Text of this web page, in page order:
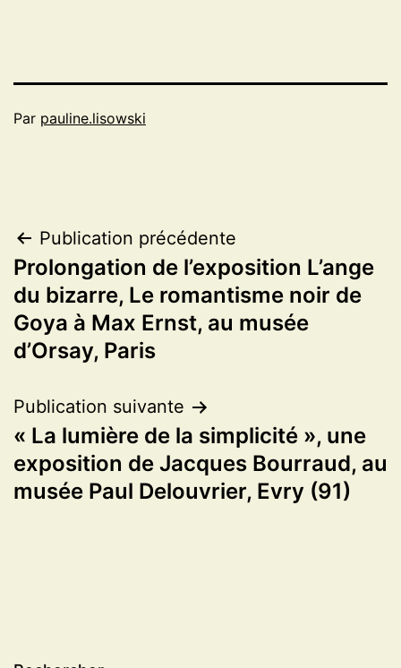
Par pauline.lisowski
Navigation
de
l’article
Publication précédente
Prolongation de l’exposition L’ange
du bizarre, Le romantisme noir de
Goya à Max Ernst, au musée
d’Orsay, Paris
Publication suivante
« La lumière de la simplicité », une
exposition de Jacques Bourraud, au
musée Paul Delouvrier, Evry (91)